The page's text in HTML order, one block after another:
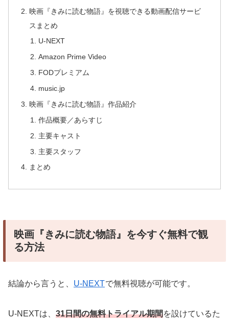
映画『きみに読む物語』を視聴できる動画配信サービ
スまとめ
U-NEXT
Amazon Prime Video
FODプレミアム
music.jp
映画『きみに読む物語』作品紹介
作品概要／あらすじ
主要キャスト
主要スタッフ
まとめ
映画『きみに読む物語』を今すぐ無料で観
る方法
結論から言うと、 U-NEXTで無料視聴が可能です。
U-NEXTは、 31日間の無料トライアル期間を設けているた